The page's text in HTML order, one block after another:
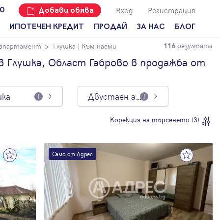
Добави обява Вход Регистрация
ИПОТЕЧЕН КРЕДИТ ПРОДАЙ
Добави
имот с
Адрес?
ЗА НАС
Наши офиси
Кариери
Кои сме ние?
Мениджмънт
Address Run
Франчайз
Често
задавани
въпроси
БЛОГ
За продавачи
За купувачи
Ипотечно
наемодатели
наематели
Анализ на
пазара
Новини
Глушка | Към наеми 116 резултата
Област Габрово в продажба от
1 Двустаен апартамент1
Корекция на търсенето (3)
Само от Адрес